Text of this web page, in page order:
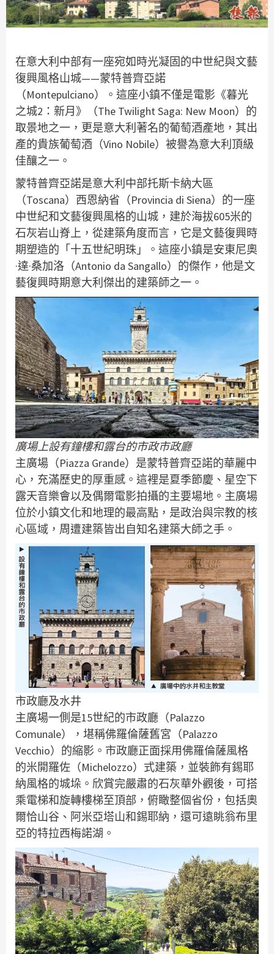
在意大利中部有一座宛如時光凝固的中世紀與文藝
復興風格山城——蒙特普齊亞諾
（Montepulciano）。這座小鎮不僅是電影《暮光
之城2：新月》（The Twilight Saga: New Moon）的
取景地之一，更是意大利著名的葡萄酒產地，其出
產的貴族葡萄酒（Vino Nobile）被譽為意大利頂級
佳釀之一。
蒙特普齊亞諾是意大利中部托斯卡納大區
（Toscana）西恩納省（Provincia di Siena）的一座
中世紀和文藝復興風格的山城，建於海拔605米的
石灰岩山脊上，從建築角度而言，它是文藝復興時
期塑造的「十五世紀明珠」。這座小鎮是安東尼奧
·達·桑加洛（Antonio da Sangallo）的傑作，他是文
藝復興時期意大利傑出的建築師之一。
廣場上設有鐘樓和露台的市政市政廳
主廣場（Piazza Grande）是蒙特普齊亞諾的華麗中
心，充滿歷史的厚重感。這裡是夏季節慶、星空下
露天音樂會以及偶爾電影拍攝的主要場地。主廣場
位於小鎮文化和地理的最高點，是政治與宗教的核
心區域，周遭建築皆出自知名建築大師之手。
市政廳及水井
主廣場一側是15世紀的市政廳（Palazzo
Comunale），堪稱佛羅倫薩舊宮（Palazzo
Vecchio）的縮影。市政廳正面採用佛羅倫薩風格
的米開羅佐（Michelozzo）式建築，並裝飾有錫耶
納風格的城垛。欣賞完嚴肅的石灰華外觀後，可搭
乘電梯和旋轉樓梯至頂部，俯瞰整個省份，包括奧
爾恰山谷、阿米亞塔山和錫耶納，還可遠眺翁布里
亞的特拉西梅諾湖。